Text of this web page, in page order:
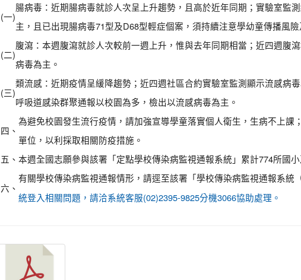
(一)
腸病毒：近期腸病毒就診人次呈上升趨勢，且高於近年同期；實驗室監
主，且已出現腸病毒71型及D68型輕症個案，須持續注意學幼童傳播風險
(二)
腹瀉：本週腹瀉就診人次較前一週上升，惟與去年同期相當；近四週腹
病毒為主。
(三)
類流感：近期疫情呈緩降趨勢；近四週社區合約實驗室監測顯示流感病
呼吸道感染群聚通報以校園為多，檢出以流感病毒為主。
四、
為避免校園發生流行疫情，請加強宣導學童落實個人衛生，生病不上課
單位，以利採取相關防疫措施。
五、 本週全國志願參與該署「定點學校傳染病監視通報系統」累計774所國
六、
有關學校傳染病監視通報情形，請逕至該署「學校傳染病監視通報系統
統登入相關問題，請洽系統客服(02)2395-9825分機3066協助處理。